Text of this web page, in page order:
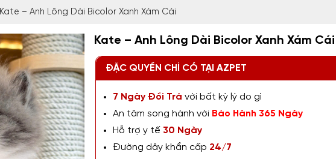
Kate – Anh Lông Dài Bicolor Xanh Xám Cái
Kate – Anh Lông Dài Bicolor Xanh Xám Cái
ĐẶC QUYỀN CHỈ CÓ TẠI AZPET
7 Ngày Đổi Trả với bất kỳ lý do gì
An tâm song hành với Bảo Hành 365 Ngày
Hỗ trợ y tế 30 Ngày
Đường dây khẩn cấp 24/7